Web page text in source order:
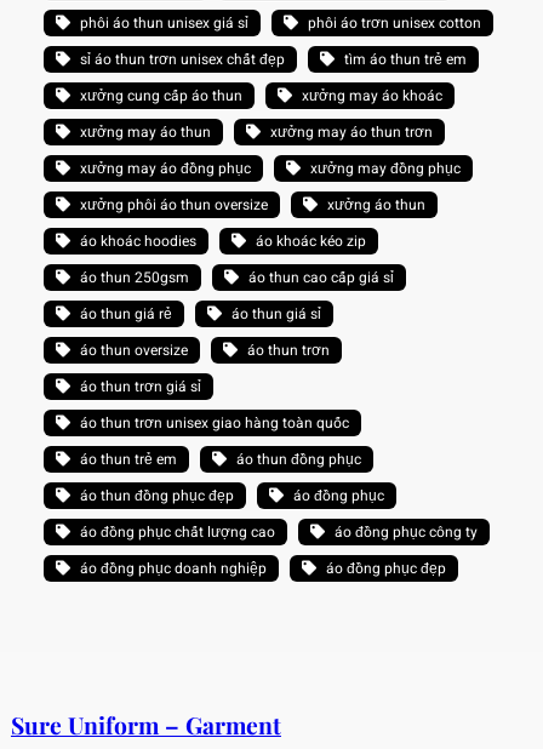
phôi áo thun unisex giá sỉ
phôi áo trơn unisex cotton
sỉ áo thun trơn unisex chất đẹp
tìm áo thun trẻ em
xưởng cung cấp áo thun
xưởng may áo khoác
xưởng may áo thun
xưởng may áo thun trơn
xưởng may áo đồng phục
xưởng may đồng phục
xưởng phôi áo thun oversize
xưởng áo thun
áo khoác hoodies
áo khoác kéo zip
áo thun 250gsm
áo thun cao cấp giá sỉ
áo thun giá rẻ
áo thun giá sỉ
áo thun oversize
áo thun trơn
áo thun trơn giá sỉ
áo thun trơn unisex giao hàng toàn quốc
áo thun trẻ em
áo thun đồng phục
áo thun đồng phục đẹp
áo đồng phục
áo đồng phục chất lượng cao
áo đồng phục công ty
áo đồng phục doanh nghiệp
áo đồng phục đẹp
Sure Uniform – Garment